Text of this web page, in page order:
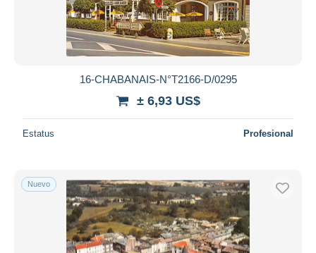
16-CHABANAIS-N°T2166-D/0295
± 6,93 US$
Estatus Profesional
Nuevo